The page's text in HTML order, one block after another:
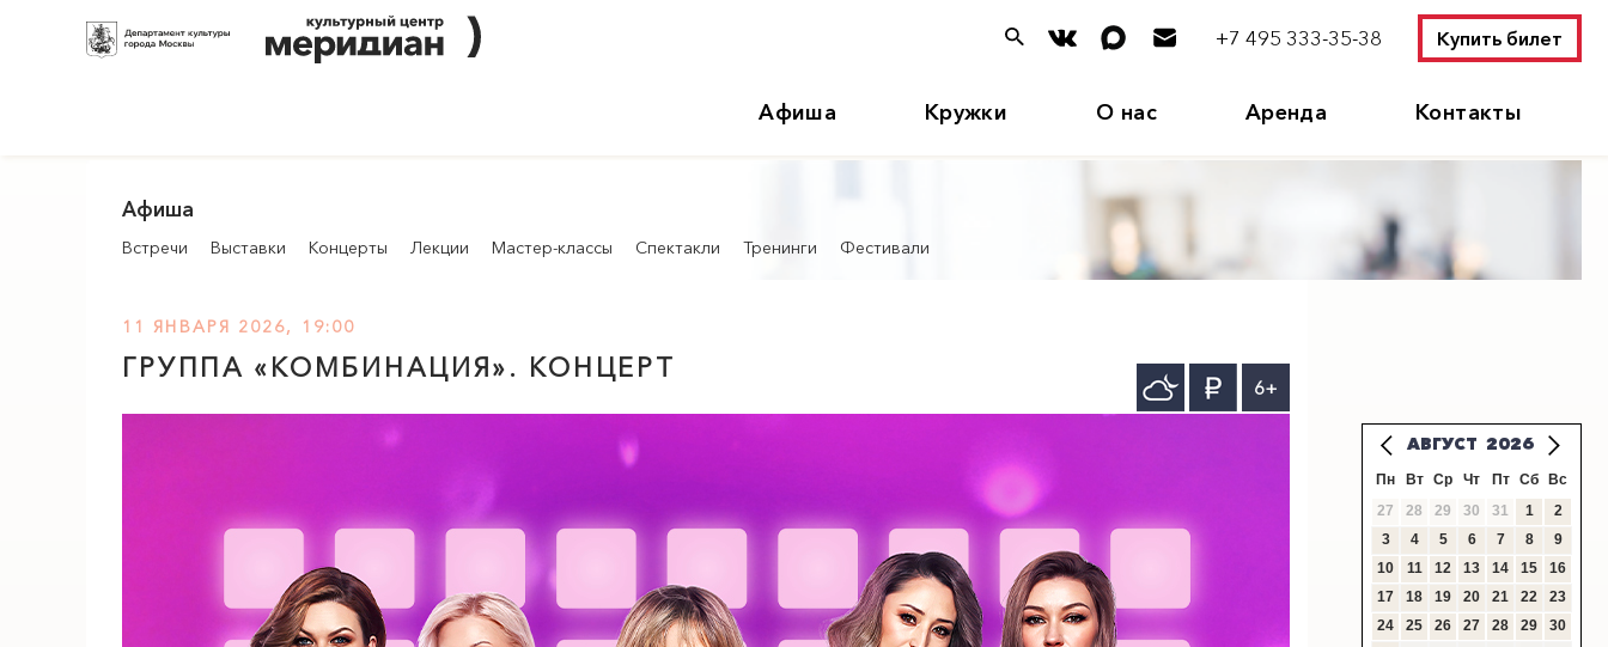
+7 495 333-35-38 Купить билет
Афиша Кружки О нас Аренда Контакты
Афиша
Встречи Выставки Концерты Лекции Мастер-классы Спектакли Тренинги Фестивали
11 ЯНВАРЯ 2026, 19:00
ГРУППА «КОМБИНАЦИЯ». КОНЦЕРТ
6+
АВГУСТ 2026
Пн Вт Ср Чт Пт Сб
Вс
27
28 29 30 31 1
2
3
4 5 6 7 8
9
10
11 12 13 14 15
16
17
18 19 20 21 22
23
24
25 26 27 28 29
30